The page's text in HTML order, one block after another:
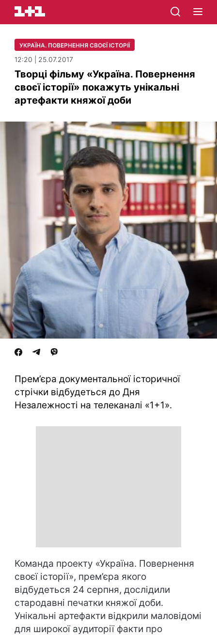
УКРАЇНА. ПОВЕРНЕННЯ СВОЄЇ ІСТОРІЇ
12:20 | 25.07.2017
Творці фільму «Україна. Повернення
своєї історії» покажуть унікальні
артефакти княжої доби
Прем’єра документальної історичної
стрічки відбудеться до Дня
Незалежності на телеканалі «1+1».
Команда проекту «Україна. Повернення
своєї історії», прем’єра якого
відбудеться 24 серпня, дослідили
стародавні печатки княжої доби.
Унікальні артефакти відкрили маловідомі
для широкої аудиторії факти про